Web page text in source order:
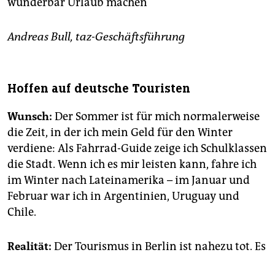
Andreas Bull, taz-Geschäftsführung
Hoffen auf deutsche Touristen
Wunsch: Der Sommer ist für mich normalerweise
die Zeit, in der ich mein Geld für den Winter
verdiene: Als Fahrrad-Guide zeige ich Schulklassen
die Stadt. Wenn ich es mir leisten kann, fahre ich
im Winter nach Lateinamerika – im Januar und
Februar war ich in Argentinien, Uruguay und
Chile.
Realität: Der Tourismus in Berlin ist nahezu tot. Es